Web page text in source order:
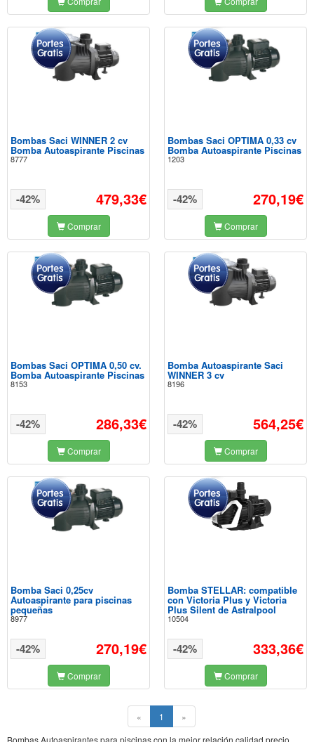
Bombas Saci WINNER 2 cv
Bomba Autoaspirante Piscinas
8777
479,33€
-42%
Comprar
Bombas Saci OPTIMA 0,33 cv
Bomba Autoaspirante Piscinas
1203
270,19€
-42%
Comprar
Bombas Saci OPTIMA 0,50 cv.
Bomba Autoaspirante Piscinas
8153
286,33€
-42%
Comprar
Bomba Autoaspirante Saci
WINNER 3 cv
8196
564,25€
-42%
Comprar
Bomba Saci 0,25cv
Autoaspirante para piscinas
pequeñas
8977
270,19€
-42%
Comprar
Bomba STELLAR: compatible
con Victoria Plus y Victoria
Plus Silent de Astralpool
10504
333,36€
-42%
Comprar
« 1 (current)
»
Bombas Autoaspirantes para piscinas con la mejor relación calidad precio